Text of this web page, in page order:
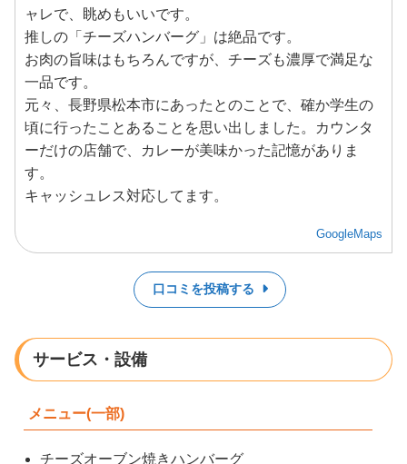
ャレで、眺めもいいです。
推しの「チーズハンバーグ」は絶品です。
お肉の旨味はもちろんですが、チーズも濃厚で満足な
一品です。
元々、長野県松本市にあったとのことで、確か学生の
頃に行ったことあることを思い出しました。カウンタ
ーだけの店舗で、カレーが美味かった記憶がありま
す。
キャッシュレス対応してます。
GoogleMaps
口コミを投稿する
サービス・設備
メニュー(一部)
チーズオーブン焼きハンバーグ